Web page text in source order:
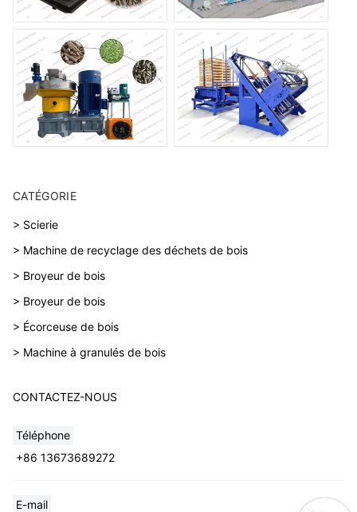
CATÉGORIE
> Scierie
> Machine de recyclage des déchets de bois
> Broyeur de bois
> Broyeur de bois
> Écorceuse de bois
> Machine à granulés de bois
CONTACTEZ-NOUS
Téléphone
+86 13673689272
E-mail